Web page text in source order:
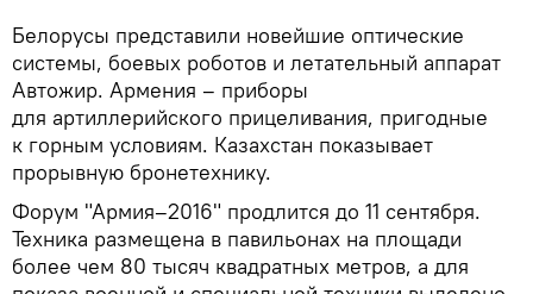
Белорусы представили новейшие оптические
системы, боевых роботов и летательный аппарат
Автожир. Армения – приборы
для артиллерийского прицеливания, пригодные
к горным условиям. Казахстан показывает
прорывную бронетехнику.
Форум "Армия–2016" продлится до 11 сентября.
Техника размещена в павильонах на площади
более чем 80 тысяч квадратных метров, а для